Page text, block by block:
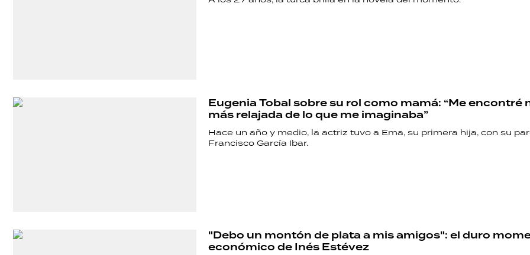
Eugenia Tobal sobre su rol como mamá: “Me encontré
más relajada de lo que me imaginaba”
Hace un año y medio, la actriz tuvo a Ema, su primera hija, con su
Francisco García Ibar.
"Debo un montón de plata a mis amigos": el duro
económico de Inés Estévez